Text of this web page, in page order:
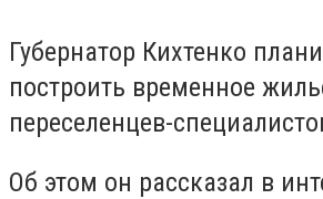
Губернатор Кихтенко
построить временное
переселенцев-
Об этом он рассказал в